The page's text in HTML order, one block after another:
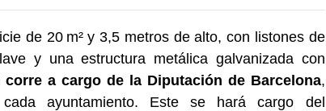
de 20 m² y 3,5 metros de alto, con listones de
y una estructura metálica galvanizada con
corre a cargo de la Diputación de Barcelona,
ayuntamiento. Este se hará cargo del